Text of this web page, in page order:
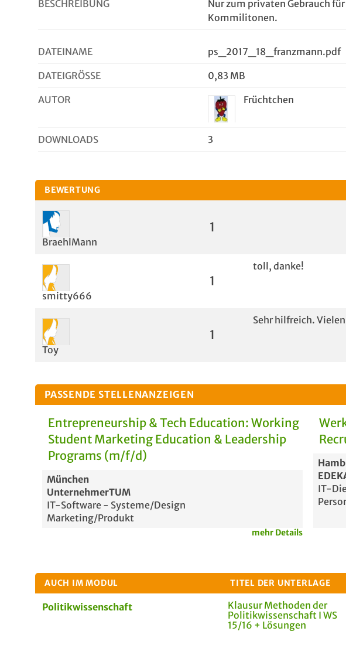
BESCHREIBUNG
Nur zum privaten Gebrauch für
Kommilitonen.
DATEINAME ps_2017_18_franzmann.pdf
DATEIGRÖSSE 0,83 MB
AUTOR Früchtchen
DOWNLOADS 3
BEWERTUNG
BraehlMann
1
smitty666
1
toll, danke!
Toy
1
Sehr hilfreich.
PASSENDE STELLENANZEIGEN
Entrepreneurship & Tech Education: Working
Student Marketing Education & Leadership
Programs (m/f/d)
München
UnternehmerTUM
IT-Software - Systeme/Design
Marketing/Produkt
mehr Details
IT-
AUCH IM MODUL TITEL DER UNTERLAGE
Politikwissenschaft
Klausur Methoden der
Politikwissenschaft I WS
15/16 + Lösungen